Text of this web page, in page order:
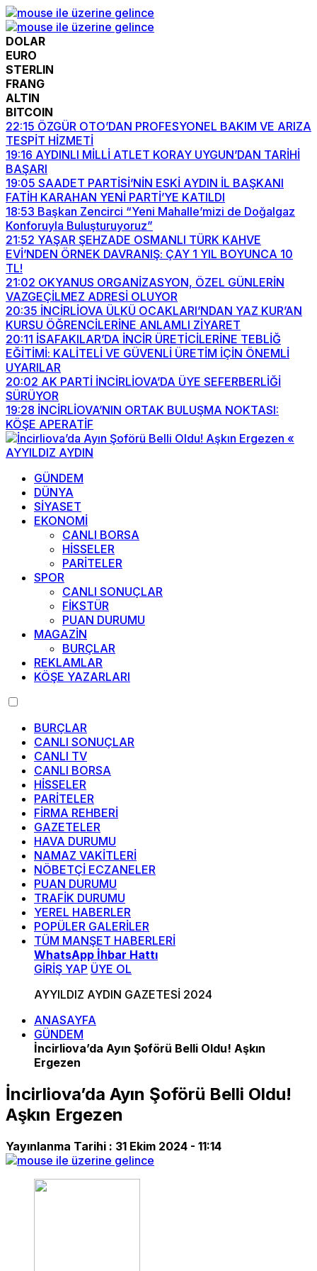
DOLAR
EURO
STERLIN
FRANG
ALTIN
BITCOIN
22:15 ÖZGÜR OTO’DAN PROFESYONEL BAKIM VE ARIZA
TESPİT HİZMETİ
19:16 AYDINLI MİLLİ ATLET KORAY UYGUN’DAN TARİHİ
BAŞARI
19:05 SAADET PARTİSİ’NİN ESKİ AYDIN İL BAŞKANI
FATİH KARAHAN YENİ PARTİ’YE KATILDI
18:53 Başkan Zencirci “Yeni Mahalle’mizi de Doğalgaz
Konforuyla Buluşturuyoruz”
21:52 YAŞAR ŞEHZADE OSMANLI TÜRK KAHVE
EVİ’NDEN ÖRNEK DAVRANIŞ: ÇAY 1 YIL BOYUNCA 10
TL!
21:02 OKYANUS ORGANİZASYON, ÖZEL GÜNLERİN
VAZGEÇİLMEZ ADRESİ OLUYOR
20:35 İNCİRLİOVA ÜLKÜ OCAKLARI’NDAN YAZ KUR’AN
KURSU ÖĞRENCİLERİNE ANLAMLI ZİYARET
20:11 İSAFAKILAR’DA İNCİR ÜRETİCİLERİNE TEBLİĞ
EĞİTİMİ: KALİTELİ VE GÜVENLİ ÜRETİM İÇİN ÖNEMLİ
UYARILAR
20:02 AK PARTİ İNCİRLİOVA’DA ÜYE SEFERBERLİĞİ
SÜRÜYOR
19:28 İNCİRLİOVA’NIN ORTAK BULUŞMA NOKTASI:
KÖŞE APERATİF
GÜNDEM
DÜNYA
SİYASET
EKONOMİ
CANLI BORSA
HİSSELER
PARİTELER
SPOR
CANLI SONUÇLAR
FİKSTÜR
PUAN DURUMU
MAGAZİN
BURÇLAR
REKLAMLAR
KÖŞE YAZARLARI
BURÇLAR
CANLI SONUÇLAR
CANLI TV
CANLI BORSA
HİSSELER
PARİTELER
FİRMA REHBERİ
GAZETELER
HAVA DURUMU
NAMAZ VAKİTLERİ
NÖBETÇİ ECZANELER
PUAN DURUMU
TRAFİK DURUMU
YEREL HABERLER
POPÜLER GALERİLER
TÜM MANŞET HABERLERİ
WhatsApp İhbar Hattı
GİRİŞ YAP ÜYE OL
AYYILDIZ AYDIN GAZETESİ 2024
ANASAYFA
GÜNDEM
İncirliova’da Ayın Şoförü Belli Oldu! Aşkın
Ergezen
İncirliova’da Ayın Şoförü Belli Oldu!
Aşkın Ergezen
Yayınlanma Tarihi : 31 Ekim 2024 - 11:14